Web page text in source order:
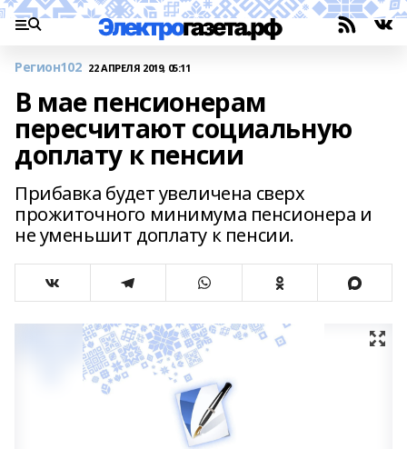
Регион102 22 АПРЕЛЯ 2019, 05:11
В мае пенсионерам
пересчитают социальную
доплату к пенсии
Прибавка будет увеличена сверх
прожиточного минимума пенсионера и
не уменьшит доплату к пенсии.